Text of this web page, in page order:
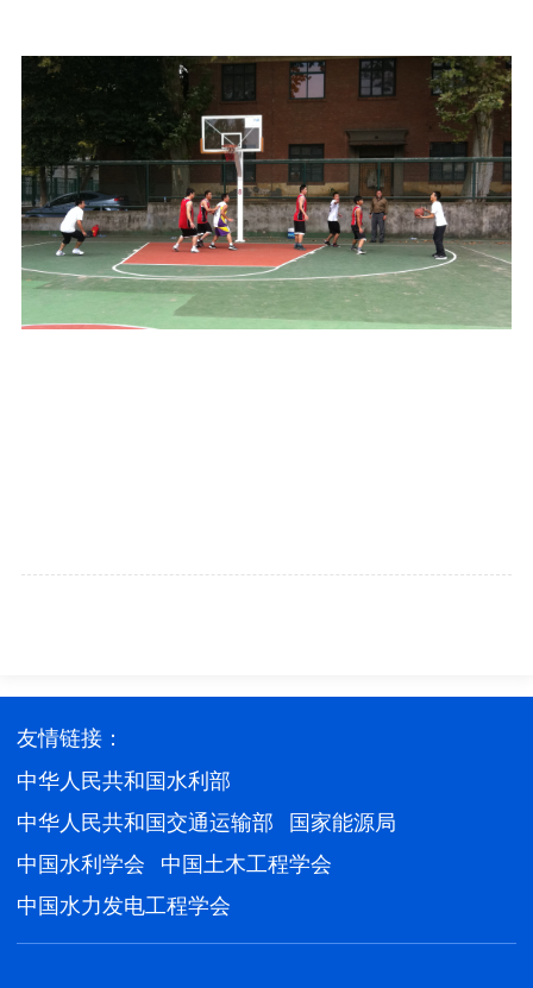
友情链接：
中华人民共和国水利部
中华人民共和国交通运输部 国家能源局
中国水利学会 中国土木工程学会
中国水力发电工程学会